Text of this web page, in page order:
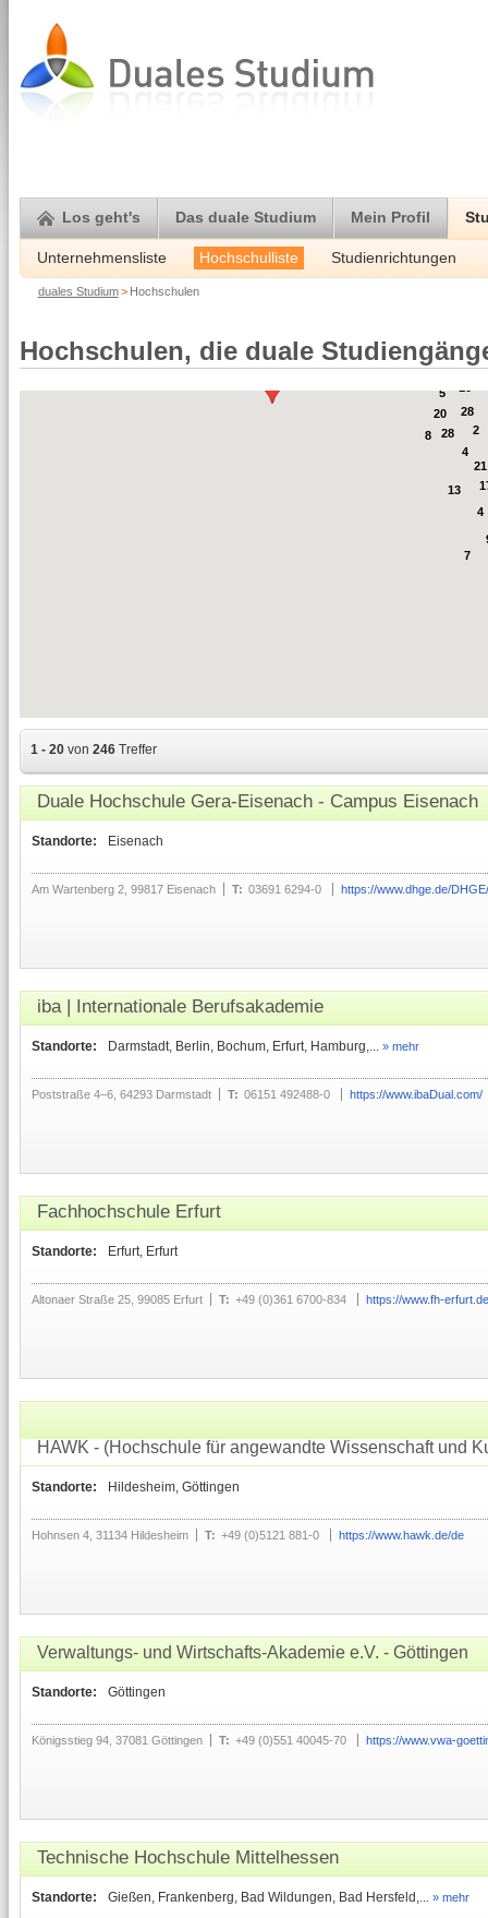
Los geht's Das duale Studium Mein Profil
Unternehmensliste Hochschulliste Studienrichtungen
duales Studium > Hochschulen
Hochschulen, die duale
28
28
8
20
13
4
21
5
7
2
4
2
3
1 - 20 von 246 Treffer
Duale Hochschule Gera-Eisenach - Campus Eisenach
Standorte: Eisenach
Am Wartenberg 2, 99817 Eisenach T: 03691 6294-0 https://www.dhge.de/
iba | Internationale Berufsakademie
Standorte: Darmstadt, Berlin, Bochum, Erfurt, Hamburg,... » mehr
Poststraße 4–6, 64293 Darmstadt T: 06151 492488-0 https://www.ibaDual.com/
Fachhochschule Erfurt
Standorte: Erfurt, Erfurt
Altonaer Straße 25, 99085 Erfurt T: +49 (0)361 6700-834 https://www.fh-erfurt.de
HAWK - (Hochschule für angewandte Wissenschaft und
Standorte: Hildesheim, Göttingen
Hohnsen 4, 31134 Hildesheim T: +49 (0)5121 881-0 https://www.hawk.de/de
Verwaltungs- und Wirtschafts-Akademie e.V. - Göttingen
Standorte: Göttingen
Königsstieg 94, 37081 Göttingen T: +49 (0)551 40045-70 https://www.vwa-
Technische Hochschule Mittelhessen
Standorte: Gießen, Frankenberg, Bad Wildungen, Bad Hersfeld,... » mehr